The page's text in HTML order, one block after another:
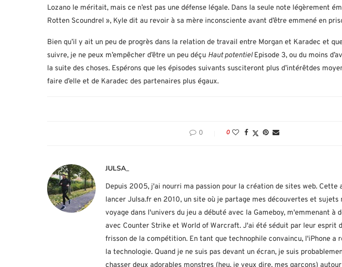
Lozano le méritait, mais ce n’est pas une défense légale. Dans la seule note légèrement
Rotten Scoundrel », Kyle dit au revoir à sa mère inconsciente avant d’être emmené en
Bien qu’il y ait un peu de progrès dans la relation de travail entre Morgan et Karadec et
suivre, je ne peux m’empêcher d’être un peu déçu Haut potentielEpisode 3, ou du moins
la suite des choses. Espérons que les épisodes suivants susciteront plus d’intérêtdes
faire d’elle et de Karadec des partenaires plus égaux.
0 0
JULSA_
Depuis 2005, j'ai nourri ma passion pour la création de sites web. Cette
lancer Julsa.fr en 2010, un site où je partage mes découvertes et sujets
voyage dans l'univers du jeu a débuté avec la Gameboy, m'emmenant à
avec Counter Strike et World of Warcraft. J'ai été séduit par leur esprit
frisson de la compétition. En tant que technophile convaincu, l'iPhone a
la technologie. Quand je ne suis pas devant un écran, je suis